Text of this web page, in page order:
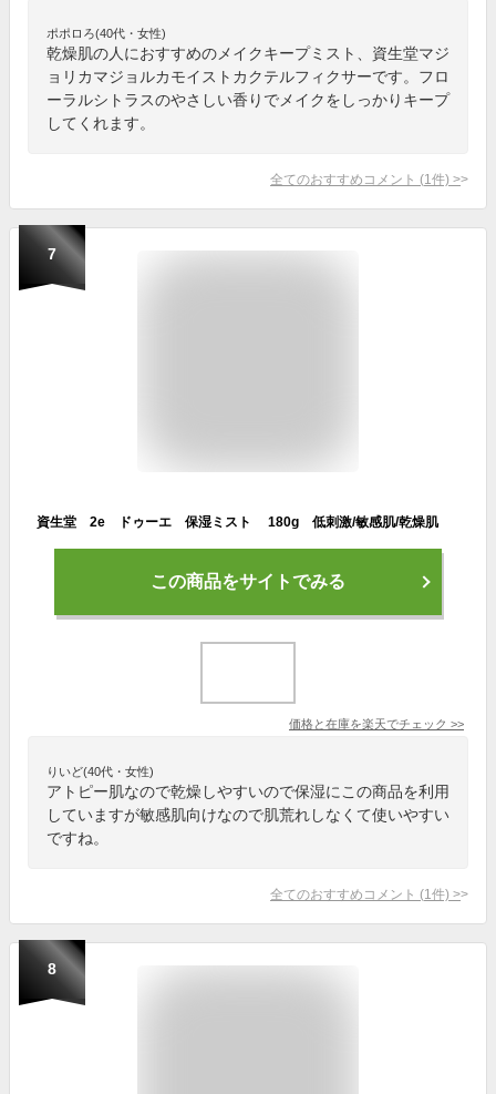
ポポロろ(40代・女性)
乾燥肌の人におすすめのメイクキープミスト、資生堂マジ
ョリカマジョルカモイストカクテルフィクサーです。フロ
ーラルシトラスのやさしい香りでメイクをしっかりキープ
してくれます。
全てのおすすめコメント (1 件) >
7
資生堂 2e ドゥーエ 保湿ミスト 180g 低刺激/敏感肌/乾燥肌
この商品をサイトでみる
価格と在庫を楽天でチェック >>
りいど(40代・女性)
アトピー肌なので乾燥しやすいので保湿にこの商品を利用
していますが敏感肌向けなので肌荒れしなくて使いやすい
ですね。
全てのおすすめコメント (1 件) >
8